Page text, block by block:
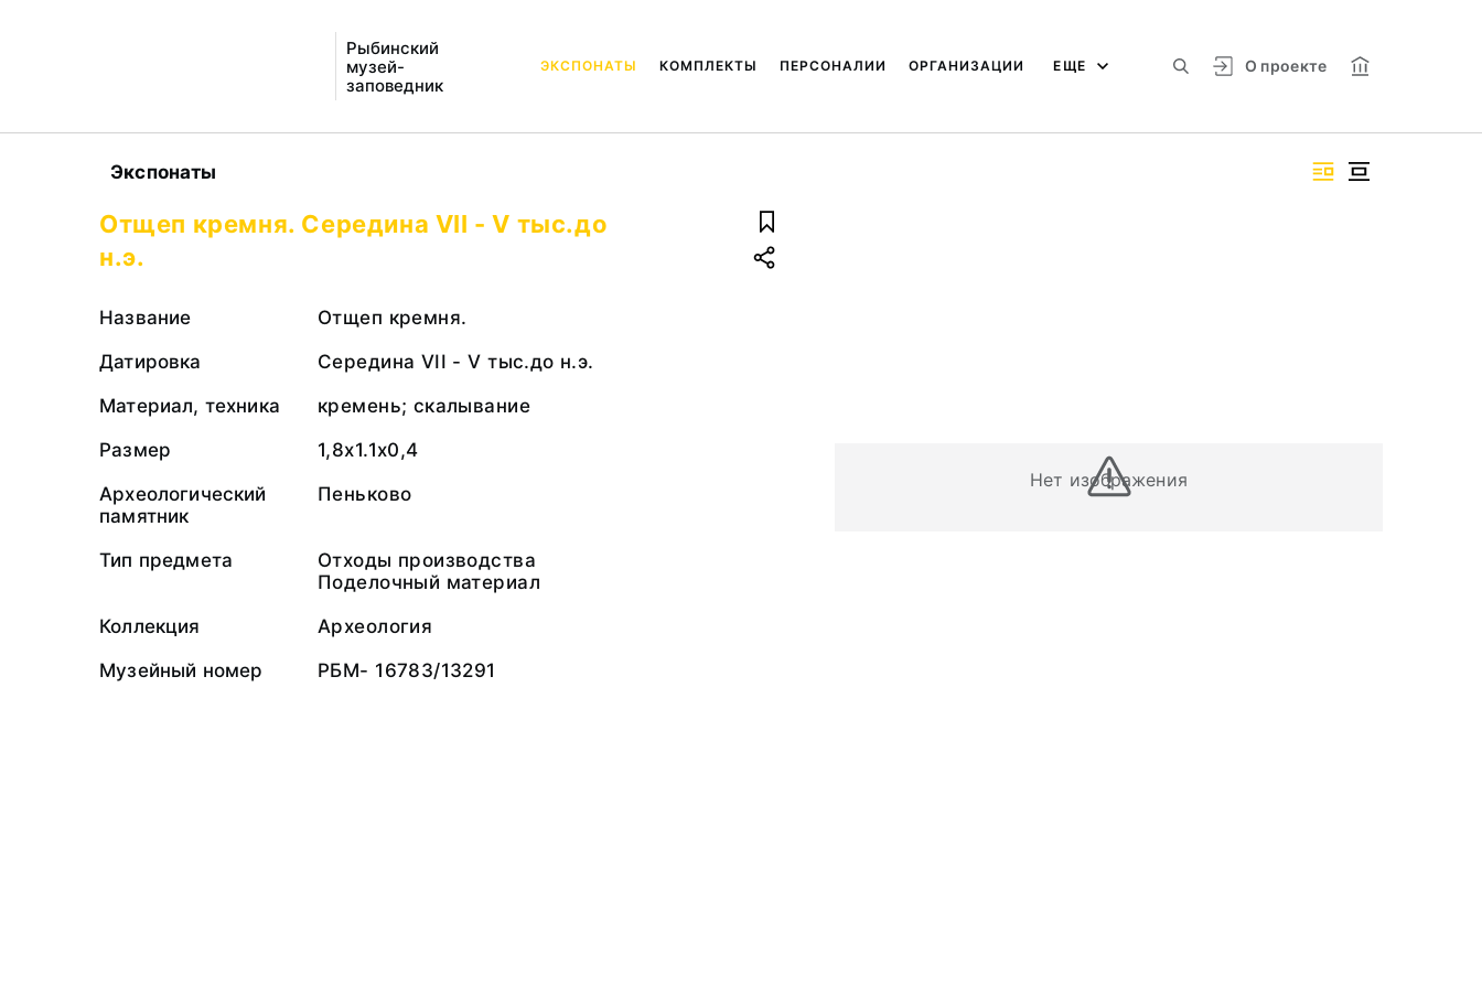
Рыбинский
музей-
заповедник
О проекте
ЭКСПОНАТЫ КОМПЛЕКТЫ ПЕРСОНАЛИИ ОРГАНИЗАЦИИ ЕЩЕ
Экспонаты
Нет изображения
Отщеп кремня. Середина VII - V тыс.до
н.э.
Название
Отщеп кремня.
Датировка
Середина VII - V тыс.до н.э.
Материал, техника
кремень; скалывание
Размер
1,8х1.1х0,4
Археологический
памятник
Пеньково
Тип предмета
Отходы производства
Поделочный материал
Коллекция
Археология
Музейный номер
РБМ- 16783/13291